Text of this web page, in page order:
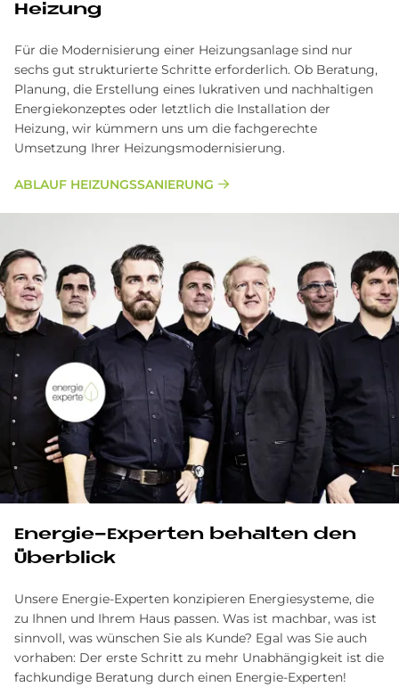
Heizung
Für die Modernisierung einer Heizungsanlage sind nur
sechs gut strukturierte Schritte erforderlich. Ob Beratung,
Planung, die Erstellung eines lukrativen und nachhaltigen
Energiekonzeptes oder letztlich die Installation der
Heizung, wir kümmern uns um die fachgerechte
Umsetzung Ihrer Heizungsmodernisierung.
ABLAUF HEIZUNGSSANIERUNG
En­er­gie-Ex­per­ten be­hal­ten den
Über­bli­ck
Unsere Energie-Experten konzipieren Energiesysteme, die
zu Ihnen und Ihrem Haus passen. Was ist machbar, was ist
sinnvoll, was wünschen Sie als Kunde? Egal was Sie auch
vorhaben: Der erste Schritt zu mehr Unabhängigkeit ist die
fachkundige Beratung durch einen Energie-Experten!